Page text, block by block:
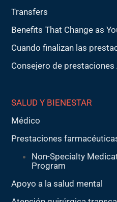
Transfers
Benefits That Change as
Cuando finalizan las
Consejero de prestaciones
SALUD Y BIENESTAR
Médico
Prestaciones
Non-Specialty
Program
Apoyo a la salud mental